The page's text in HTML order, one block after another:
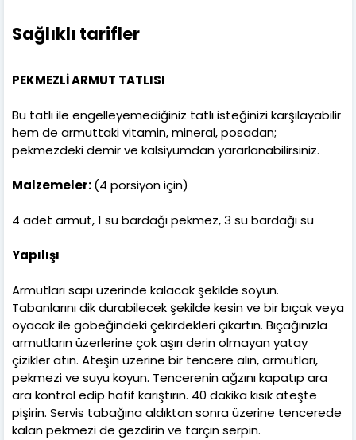
Sağlıklı tarifler
PEKMEZLİ ARMUT TATLISI
Bu tatlı ile engelleyemediğiniz tatlı isteğinizi karşılayabilir
hem de armuttaki vitamin, mineral, posadan;
pekmezdeki demir ve kalsiyumdan yararlanabilirsiniz.
Malzemeler:(4 porsiyon için)
4 adet armut, 1 su bardağı pekmez, 3 su bardağı su
Yapılışı
Armutları sapı üzerinde kalacak şekilde soyun.
Tabanlarını dik durabilecek şekilde kesin ve bir bıçak veya
oyacak ile göbeğindeki çekirdekleri çıkartın. Bıçağınızla
armutların üzerlerine çok aşırı derin olmayan yatay
çizikler atın. Ateşin üzerine bir tencere alın, armutları,
pekmezi ve suyu koyun. Tencerenin ağzını kapatıp ara
ara kontrol edip hafif karıştırın. 40 dakika kısık ateşte
pişirin. Servis tabağına aldıktan sonra üzerine tencerede
kalan pekmezi de gezdirin ve tarçın serpin.